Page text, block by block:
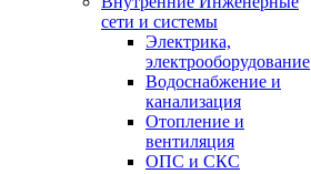
сети и системы
Электрика,
электрооборудование
Водоснабжение и
канализация
Отопление и
вентиляция
ОПС и СКС